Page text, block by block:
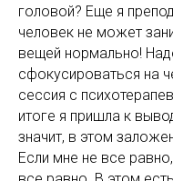
головой? Еще я
человек не может
вещей нормально!
сфокусироваться на
сессия с
итоге я пришла к
значит, в этом
Если мне не все